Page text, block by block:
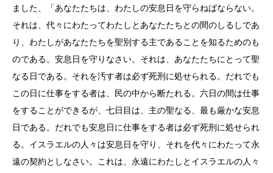
ました、「あなたたちは、わたしの安息日を守らねばならない。
それは、代々にわたってわたしとあなたたちとの間のしるしであ
り、わたしがあなたたちを聖別する主であることを知るためのも
のである。安息日を守りなさい。それは、あなたたちにとって聖
なる日である。それを汚す者は必ず死刑に処せられる。だれでも
この日に仕事をする者は、民の中から断たれる。六日の間は仕事
をすることができるが、七日目は、主の聖なる、最も厳かな安息
日である。だれでも安息日に仕事をする者は必ず死刑に処せられ
る。イスラエルの人々は安息日を守り、それを代々にわたって永
遠の契約としなさい。これは、永遠にわたしとイスラエルの人々